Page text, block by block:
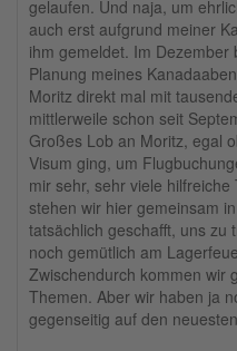
gelaufen. Und naja, um
auch erst aufgrund meiner
ihm gemeldet. Im
Planung meines
Moritz direkt mal mit
mittlerweile schon seit
Großes Lob an Moritz, egal
Visum ging, um
mir sehr, sehr viele
stehen wir hier gemeinsam
tatsächlich geschafft, uns zu
noch gemütlich am
Zwischendurch kommen wir
Themen. Aber wir haben ja
gegenseitig auf den